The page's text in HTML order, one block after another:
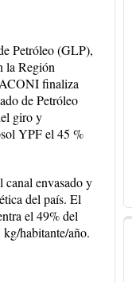
Petróleo (GLP),
la Región
finaliza
de Petróleo
giro y
YPF el 45 %
canal envasado y
del país. El
el 49% del
habitante/año.